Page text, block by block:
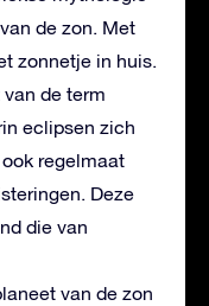
de zon. Met
zonnetje in huis.
de term
eclipsen zich
regelmaat
Deze
die van
van de zon